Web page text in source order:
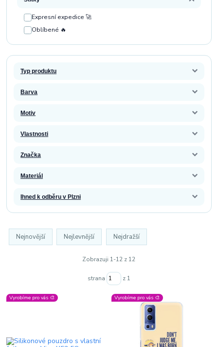
Expresní expedice 🚀
Oblíbené 🔥
Typ produktu
Barva
Motiv
Vlastnosti
Značka
Materiál
Ihned k odběru v Plzni
Nejnovější Nejlevnější Nejdražší
Zobrazuji 1-12 z 12
strana z 1
Vyrobíme pro vás 🎨 Vyrobíme pro vás 🎨